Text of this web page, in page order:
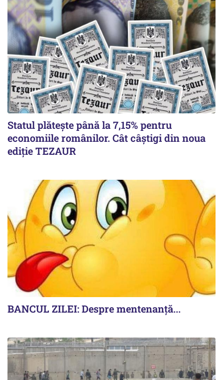
Statul plătește până la 7,15% pentru
economiile românilor. Cât câștigi din noua
ediție TEZAUR
BANCUL ZILEI: Despre mentenanță...